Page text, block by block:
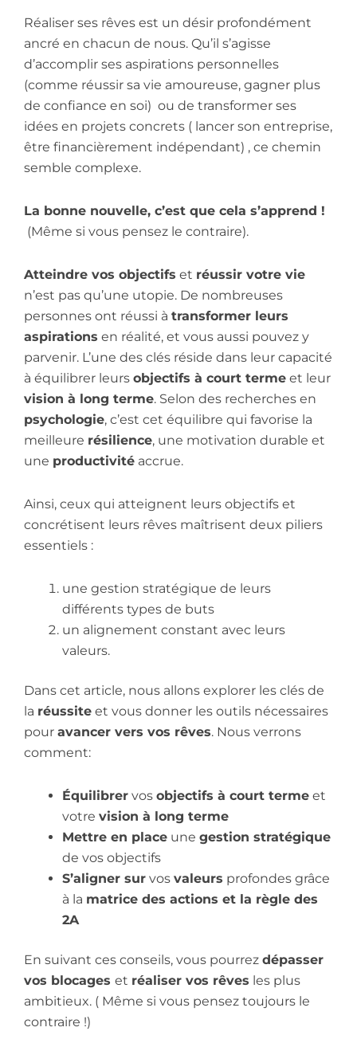
Réaliser ses rêves est un désir profondément
ancré en chacun de nous. Qu’il s’agisse
d’accomplir ses aspirations personnelles
(comme réussir sa vie amoureuse, gagner plus
de confiance en soi) ou de transformer ses
idées en projets concrets ( lancer son entreprise,
être financièrement indépendant) , ce chemin
semble complexe.
La bonne nouvelle, c’est que cela s’apprend !
(Même si vous pensez le contraire).
Atteindre vos objectifs et réussir votre vie
n’est pas qu’une utopie. De nombreuses
personnes ont réussi à transformer leurs
aspirations en réalité, et vous aussi pouvez y
parvenir. L’une des clés réside dans leur capacité
à équilibrer leurs objectifs à court terme et leur
vision à long terme. Selon des recherches en
psychologie, c’est cet équilibre qui favorise la
meilleure résilience, une motivation durable et
une productivité accrue.
Ainsi, ceux qui atteignent leurs objectifs et
concrétisent leurs rêves maîtrisent deux piliers
essentiels :
une gestion stratégique de leurs
différents types de buts
un alignement constant avec leurs
valeurs.
Dans cet article, nous allons explorer les clés de
la réussite et vous donner les outils nécessaires
pour avancer vers vos rêves. Nous verrons
comment:
Équilibrer vos objectifs à court terme et
votre vision à long terme
Mettre en place une gestion stratégique
de vos objectifs
S’aligner sur vos valeurs profondes grâce
à la matrice des actions et la règle des
2A
En suivant ces conseils, vous pourrez dépasser
vos blocages et réaliser vos rêves les plus
ambitieux. ( Même si vous pensez toujours le
contraire !)